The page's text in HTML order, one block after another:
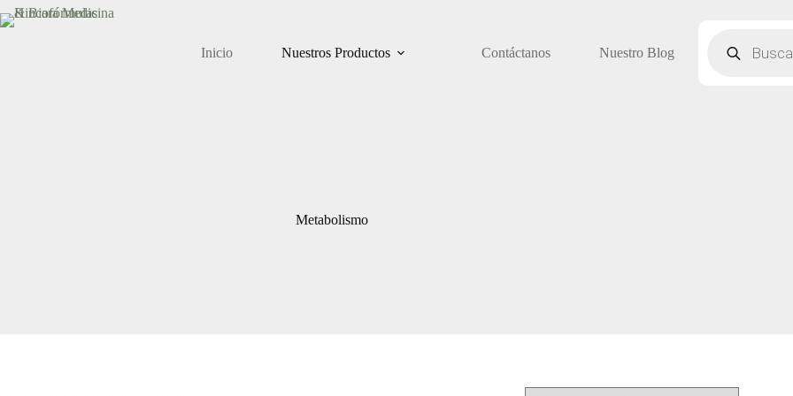
Saltar
al
Inicio
Nuestros Productos Contáctanos Nuestro Blog
productos
Metabolismo